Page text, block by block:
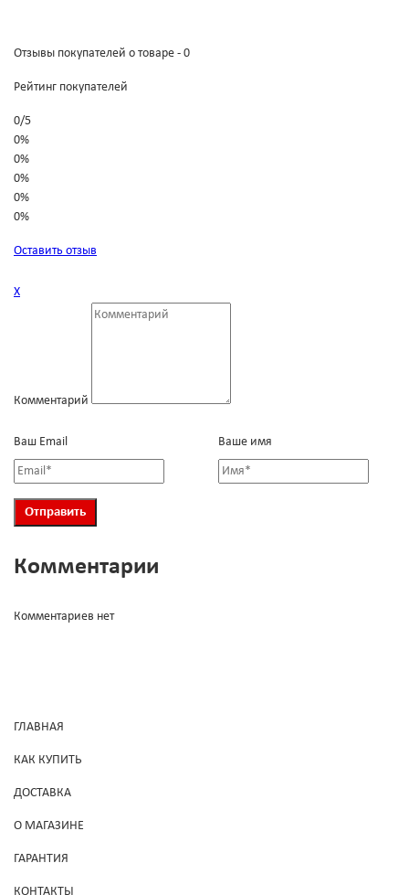
Отзывы покупателей о товаре - 0
Рейтинг покупателей
0/5
0%
0%
0%
0%
0%
Оставить отзыв
Х
Комментарий
Ваш Email Ваше имя
Комментарии
Комментариев нет
ГЛАВНАЯ
КАК КУПИТЬ
ДОСТАВКА
О МАГАЗИНЕ
ГАРАНТИЯ
КОНТАКТЫ